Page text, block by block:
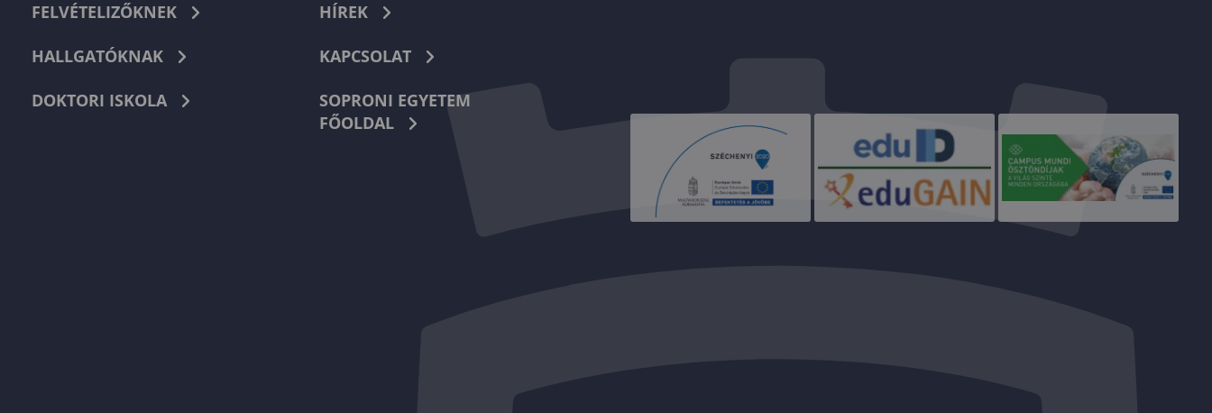
FELVÉTELIZŐKNEK
HALLGATÓKNAK
DOKTORI ISKOLA
HÍREK
KAPCSOLAT
SOPRONI EGYETEM
FŐOLDAL